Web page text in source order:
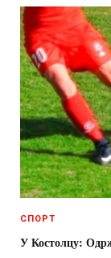
СПОРТ
У Костолцу: